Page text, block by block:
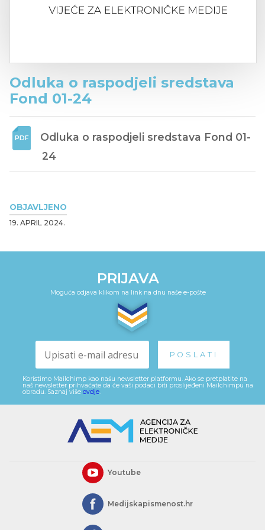
OBJAVLJENO
19. APRIL 2024.
Odluka o raspodjeli sredstava
Fond 01-24
Odluka o raspodjeli sredstava Fond 01-
24
PRIJAVA
Moguća odjava klikom na link na dnu naše e-pošte
Koristimo Mailchimp kao našu newsletter platformu. Ako se pretplatite na
naš newsletter prihvaćate da će vaši podaci biti proslijeđeni Mailchimpu na
obradu. Saznaj više ovdje.
Youtube
Medijskapismenost.hr